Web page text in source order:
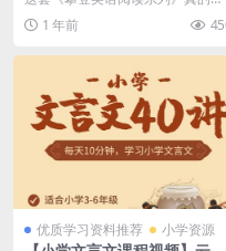
P3音频 英语启蒙学习资源，
百度网盘下载
有意思的，它分成两个部分：”关键
阅读技...
1 年前
优质学习资料推荐 小学资源